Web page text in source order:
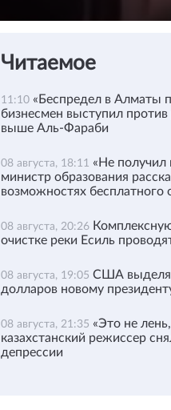
Читаемое
11:10 «Беспредел в Алматы
бизнесмен выступил против
выше Аль-Фараби
08 августа, 18:11 «Не получил
министр образования
возможностях бесплатного
08 августа, 20:26
очистке реки Есиль
08 августа, 19:05 США
долларов новому
08 августа, 21:35 «Это не
казахстанский режиссер
депрессии